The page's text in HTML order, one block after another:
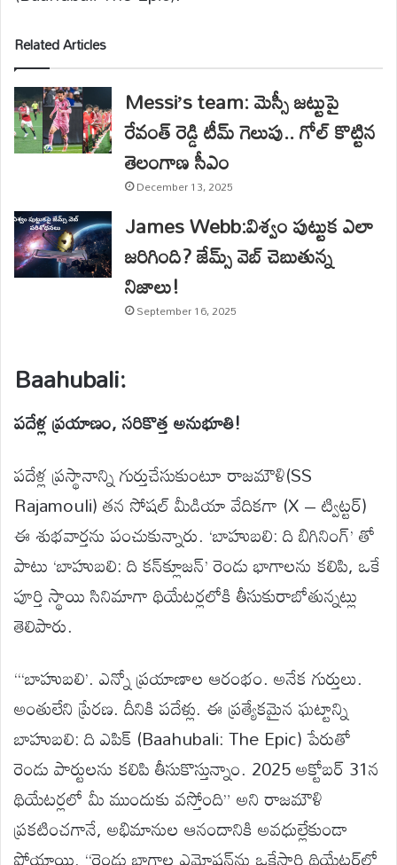
Related Articles
Messi’s team: మెస్సీ జట్టుపై
రేవంత్‌ రెడ్డి టీమ్‌ గెలుపు.. గోల్ కొట్టిన
తెలంగాణ సీఎం
December 13, 2025
James Webb:విశ్వం పుట్టుక ఎలా
జరిగింది? జేమ్స్ వెబ్ చెబుతున్న
నిజాలు!
September 16, 2025
Baahubali:
పదేళ్ల ప్రయాణం, సరికొత్త అనుభూతి!
పదేళ్ల ప్రస్థానాన్ని గుర్తుచేసుకుంటూ రాజమౌళి(SS
Rajamouli) తన సోషల్ మీడియా వేదికగా (X –ట్విట్టర్)
ఈ శుభవార్తను పంచుకున్నారు. ‘బాహుబలి: ది బిగినింగ్’ తో
పాటు ‘బాహుబలి: ది కన్‌క్లూజన్’ రెండు భాగాలను కలిపి, ఒకే
పూర్తి స్థాయి సినిమాగా థియేటర్లలోకి తీసుకురాబోతున్నట్లు
తెలిపారు.
“‘బాహుబలి’. ఎన్నో ప్రయాణాల ఆరంభం. అనేక గుర్తులు.
అంతులేని ప్రేరణ. దీనికి పదేళ్లు. ఈ ప్రత్యేకమైన ఘట్టాన్ని
బాహుబలి: ది ఎపిక్ (Baahubali: The Epic)పేరుతో
రెండు పార్టులను కలిపి తీసుకొస్తున్నాం. 2025 అక్టోబర్ 31న
థియేటర్లలో మీ ముందుకు వస్తోంది” అని రాజమౌళి
ప్రకటించగానే, అభిమానుల ఆనందానికి అవధుల్లేకుండా